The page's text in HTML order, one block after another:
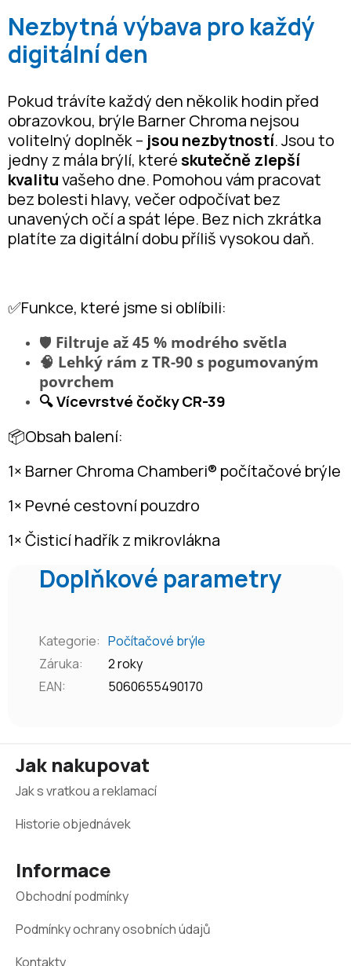
Nezbytná výbava pro každý
digitální den
Pokud trávíte každý den několik hodin před
obrazovkou, brýle Barner Chroma nejsou
volitelný doplněk – jsou nezbytností. Jsou to
jedny z mála brýlí, kteréskutečně zlepší
kvalituvašeho dne. Pomohou vám pracovat
bez bolesti hlavy, večer odpočívat bez
unavených očí a spát lépe. Bez nich zkrátka
platíte za digitální dobu příliš vysokou daň.
✅Funkce, které jsme si oblíbili:
🛡️ Filtruje až 45 % modrého světla
🧠 Lehký rám z TR-90 s pogumovaným
povrchem
🔍 Vícevrstvé čočky CR-39
📦Obsah balení:
1× Barner Chroma Chamberi® počítačové brýle
1× Pevné cestovní pouzdro
1× Čisticí hadřík z mikrovlákna
Doplňkové parametry
Kategorie: Počítačové brýle
Záruka:
2 roky
EAN: 5060655490170
Jak nakupovat
Jak s vratkou a reklamací
Historie objednávek
Informace
Obchodní podmínky
Podmínky ochrany osobních údajů
Kontakty